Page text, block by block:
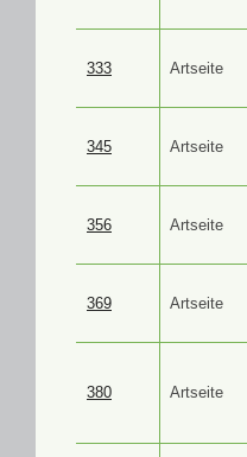
333 Artseite
345 Artseite
356 Artseite
369 Artseite
380 Artseite